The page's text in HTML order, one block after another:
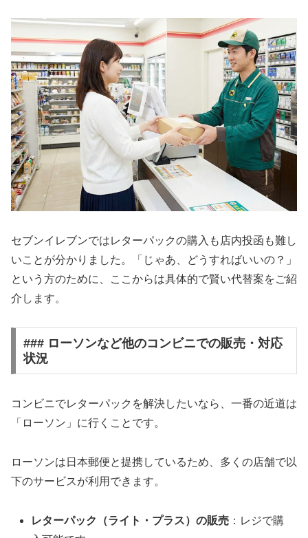
セブンイレブンではレターパックの購入も店内投函も難し
いことが分かりました。「じゃあ、どうすればいいの？」
という方のために、ここからは具体的で賢い代替案をご紹
介します。
### ローソンなど他のコンビニでの販売・対応
状況
コンビニでレターパックを解決したいなら、 一番の近道は
「ローソン」に行くことです。
ローソンは日本郵便と提携しているため、多くの店舗で以
下のサービスが利用できます。
レターパック（ライト・プラス）の販売 ：レジで購